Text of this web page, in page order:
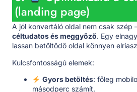
(landing page)
A jól konvertáló oldal nem csak szép
céltudatos és meggyőző. Egy
lassan betöltődő oldal könnyen
Kulcsfontosságú elemek:
Gyors betöltés: főleg
másodperc számít.